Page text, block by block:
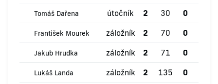
Tomáš Dařena útočník 2 30 0
František Mourek záložník 2 70 0
Jakub Hrudka záložník 2 71 0
Lukáš Landa záložník 2 135 0